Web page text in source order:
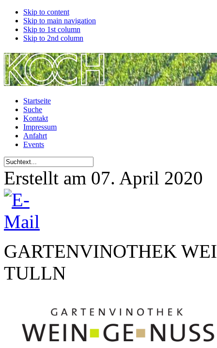
Skip to content
Skip to main navigation
Skip to 1st column
Skip to 2nd column
Startseite
Suche
Kontakt
Impressum
Anfahrt
Events
Erstellt am 07. April 2020
GARTENVINOTHEK
TULLN